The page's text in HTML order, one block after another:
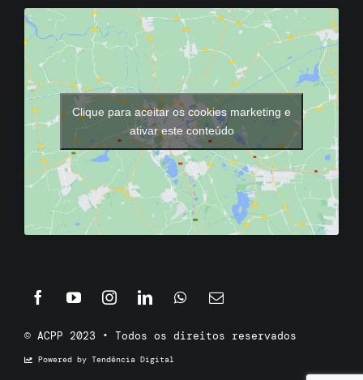
Clique para aceitar os cookies marketing e
ativar este conteúdo
© ACPP 2023 • Todos os direitos reservados
Powered by Tendência Digital